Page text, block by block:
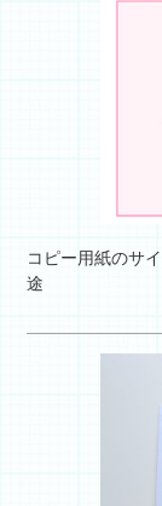
コピー用紙のサ
途